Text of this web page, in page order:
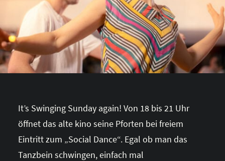
It’s Swinging Sunday again! Von 18 bis 21 Uhr
öffnet das alte kino seine Pforten bei freiem
Eintritt zum „Social Dance“. Egal ob man das
Tanzbein schwingen, einfach mal